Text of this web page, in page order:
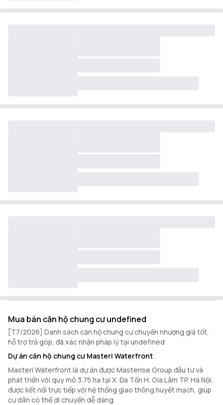
Mua bán căn hộ chung cư undefined
[T7/2026] Danh sách căn hộ chung cư chuyển nhượng giá tốt,
hỗ trợ trả góp, đã xác nhận pháp lý tại undefined
Dự án căn hộ chung cư Masteri Waterfront
Masteri Waterfront là dự án được Masterise Group đầu tư và
phát triển với quy mô 3.75 ha tại X. Đa Tốn H. Gia Lâm TP. Hà Nội,
được kết nối trực tiếp với hệ thống giao thông huyết mạch, giúp
cư dân có thể di chuyển dễ dàng.